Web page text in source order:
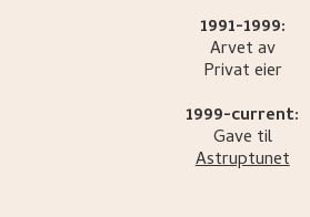
1991-1999:
Arvet av
Privat eier
1999-current:
Gave til
Astruptunet